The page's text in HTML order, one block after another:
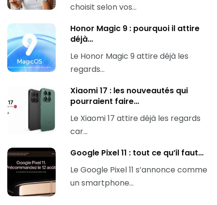
choisit selon vos…
Honor Magic 9 : pourquoi il attire
déjà…
Le Honor Magic 9 attire déjà les
regards…
Xiaomi 17 : les nouveautés qui
pourraient faire…
Le Xiaomi 17 attire déjà les regards
car…
Google Pixel 11 : tout ce qu’il faut…
Le Google Pixel 11 s’annonce comme
un smartphone…